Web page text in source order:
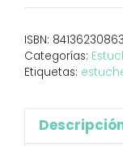
Lively
cantidad
ISBN:
Categorías:
Etiquetas: